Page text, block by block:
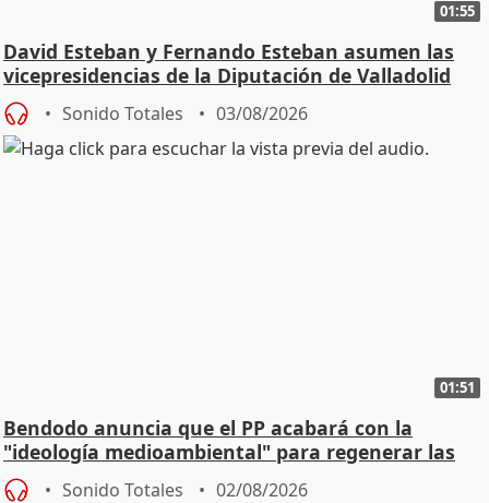
01:55
David Esteban y Fernando Esteban asumen las
vicepresidencias de la Diputación de Valladolid
Sonido Totales 03/08/2026
01:51
Bendodo anuncia que el PP acabará con la
"ideología medioambiental" para regenerar las
playas
Sonido Totales 02/08/2026